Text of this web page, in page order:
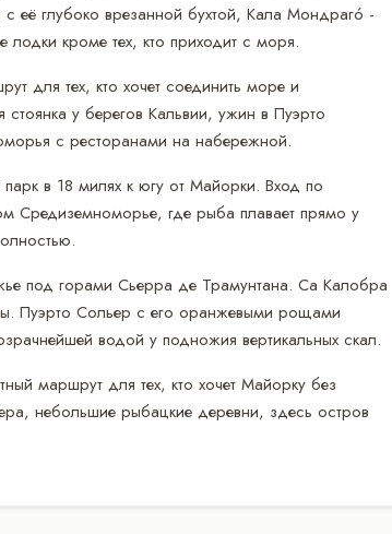
её глубоко врезанной бухтой, Кала Мондрагó -
кроме тех, кто приходит с моря.
для тех, кто хочет соединить море и
у берегов Кальвии, ужин в Пуэрто
с ресторанами на набережной.
в 18 милях к югу от Майорки. Вход по
Средиземноморье, где рыба плавает прямо у
под горами Сьерра де Трамунтана. Са Калобра
Пуэрто Сольер с его оранжевыми рощами
водой у подножия вертикальных скал.
маршрут для тех, кто хочет Майорку без
небольшие рыбацкие деревни, здесь остров